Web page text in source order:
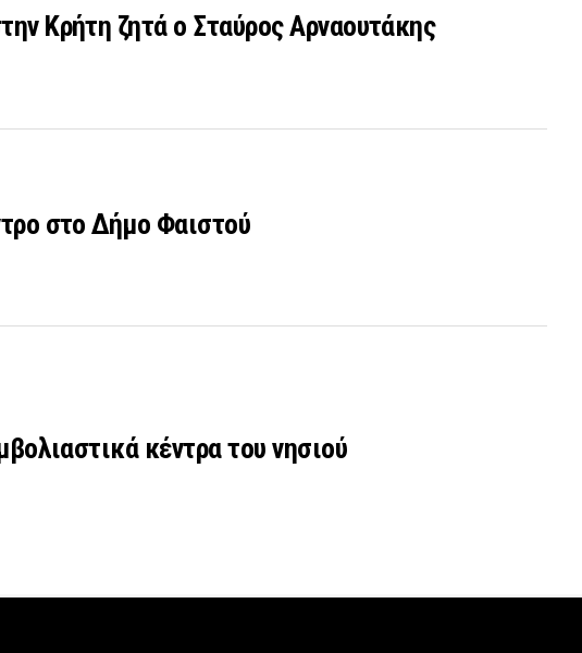
Κρήτη ζητά ο Σταύρος Αρναουτάκης
στο Δήμο Φαιστού
κέντρα του νησιού